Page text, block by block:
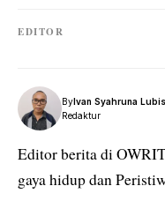
EDITOR
ByIvan Syahruna Lubis
Redaktur
Editor berita di
gaya hidup dan